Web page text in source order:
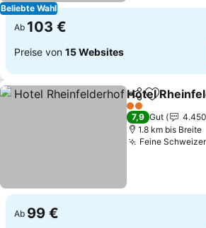
Beliebte Wahl
Ab 103 €
Preise von 15 Websites
TeilenZu
Hotel
2 Sterne
7,9 Gut
1.8 km bis Breite
Feine
Ab 99 €